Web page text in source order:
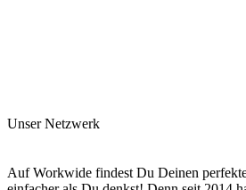
Unser Netzwerk
Auf Workwide findest Du Deinen